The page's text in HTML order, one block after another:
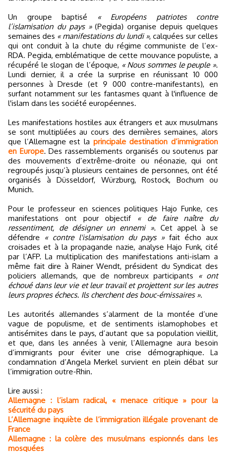
Un groupe baptisé
« Européens patriotes contre
l’islamisation du pays »(Pegida) organise depuis quelques
semaines des « manifestations du lundi », calquées sur celles
qui ont conduit à la chute du régime communiste de l’ex-
RDA. Pegida, emblématique de cette mouvance populiste, a
récupéré le slogan de l’époque, « Nous sommes le peuple ».
Lundi dernier, il a crée la surprise en réunissant 10 000
personnes à Dresde (et 9 000 contre-manifestants), en
surfant notamment sur les fantasmes quant à l'influence de
l'islam dans les société européennes.
Les manifestations hostiles aux étrangers et aux musulmans
se sont multipliées au cours des dernières semaines, alors
que l’Allemagne est la principale destination d’immigration
en Europe. Des rassemblements organisés ou soutenus par
des mouvements d’extrême-droite ou néonazie, qui ont
regroupés jusqu’à plusieurs centaines de personnes, ont été
organisés à Düsseldorf, Würzburg, Rostock, Bochum ou
Munich.
Pour le professeur en sciences politiques Hajo Funke, ces
manifestations ont pour objectif
« de faire naître du
ressentiment, de désigner un ennemi ». Cet appel à se
défendre
« contre l'islamisation du pays »fait écho aux
croisades et à la propagande nazie, analyse Hajo Funk, cité
par l’AFP. La multiplication des manifestations anti-islam a
même fait dire à Rainer Wendt, président du Syndicat des
policiers allemands, que de nombreux participants
« ont
échoué dans leur vie et leur travail et projettent sur les autres
leurs propres échecs. Ils cherchent des bouc-émissaires ».
Les autorités allemandes s’alarment de la montée d’une
vague de populisme, et de sentiments islamophobes et
antisémites dans le pays, d’autant que sa population vieillit,
et que, dans les années à venir, l’Allemagne aura besoin
d’immigrants pour éviter une crise démographique. La
condamnation d’Angela Merkel survient en plein débat sur
l’immigration outre-Rhin.
Lire aussi :
Allemagne : l’islam radical, « menace critique » pour la
sécurité du pays
L’Allemagne inquiète de l’immigration illégale provenant de
France
Allemagne : la colère des musulmans espionnés dans les
mosquées